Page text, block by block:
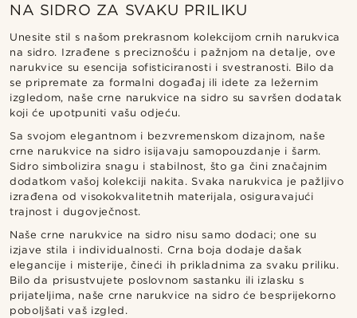
NA SIDRO ZA SVAKU PRILIKU
Unesite stil s našom prekrasnom kolekcijom crnih narukvica
na sidro. Izrađene s preciznošću i pažnjom na detalje, ove
narukvice su esencija sofisticiranosti i svestranosti. Bilo da
se pripremate za formalni događaj ili idete za ležernim
izgledom, naše crne narukvice na sidro su savršen dodatak
koji će upotpuniti vašu odjeću.
Sa svojom elegantnom i bezvremenskom dizajnom, naše
crne narukvice na sidro isijavaju samopouzdanje i šarm.
Sidro simbolizira snagu i stabilnost, što ga čini značajnim
dodatkom vašoj kolekciji nakita. Svaka narukvica je pažljivo
izrađena od visokokvalitetnih materijala, osiguravajući
trajnost i dugovječnost.
Naše crne narukvice na sidro nisu samo dodaci; one su
izjave stila i individualnosti. Crna boja dodaje dašak
elegancije i misterije, čineći ih prikladnima za svaku priliku.
Bilo da prisustvujete poslovnom sastanku ili izlasku s
prijateljima, naše crne narukvice na sidro će besprijekorno
poboljšati vaš izgled.